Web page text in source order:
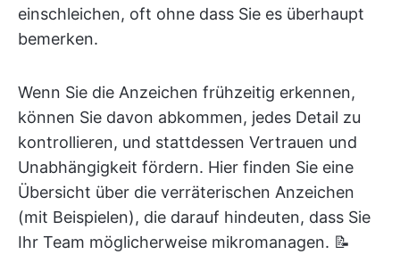
einschleichen, oft ohne dass Sie es überhaupt
bemerken.
Wenn Sie die Anzeichen frühzeitig erkennen,
können Sie davon abkommen, jedes Detail zu
kontrollieren, und stattdessen Vertrauen und
Unabhängigkeit fördern. Hier finden Sie eine
Übersicht über die verräterischen Anzeichen
(mit Beispielen), die darauf hindeuten, dass Sie
Ihr Team möglicherweise mikromanagen. 📝